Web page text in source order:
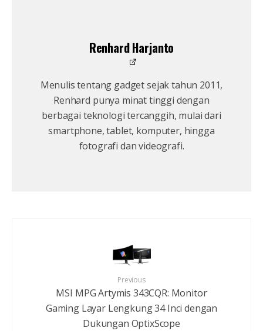
Renhard Harjanto
Menulis tentang gadget sejak tahun 2011,
Renhard punya minat tinggi dengan
berbagai teknologi tercanggih, mulai dari
smartphone, tablet, komputer, hingga
fotografi dan videografi.
Previous
MSI MPG Artymis 343CQR: Monitor
Gaming Layar Lengkung 34 Inci dengan
Dukungan OptixScope